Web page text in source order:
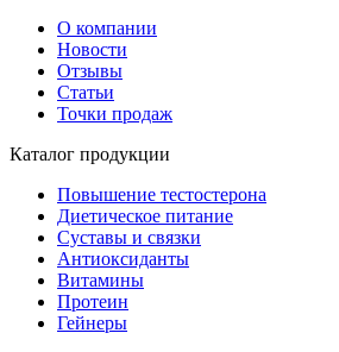
О компании
Новости
Отзывы
Статьи
Точки продаж
Каталог продукции
Повышение тестостерона
Диетическое питание
Суставы и связки
Антиоксиданты
Витамины
Протеин
Гейнеры